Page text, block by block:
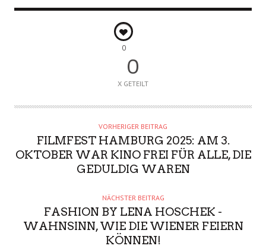
0
0
X GETEILT
VORHERIGER BEITRAG
FILMFEST HAMBURG 2025: AM 3.
OKTOBER WAR KINO FREI FÜR ALLE, DIE
GEDULDIG WAREN
NÄCHSTER BEITRAG
FASHION BY LENA HOSCHEK -
WAHNSINN, WIE DIE WIENER FEIERN
KÖNNEN!